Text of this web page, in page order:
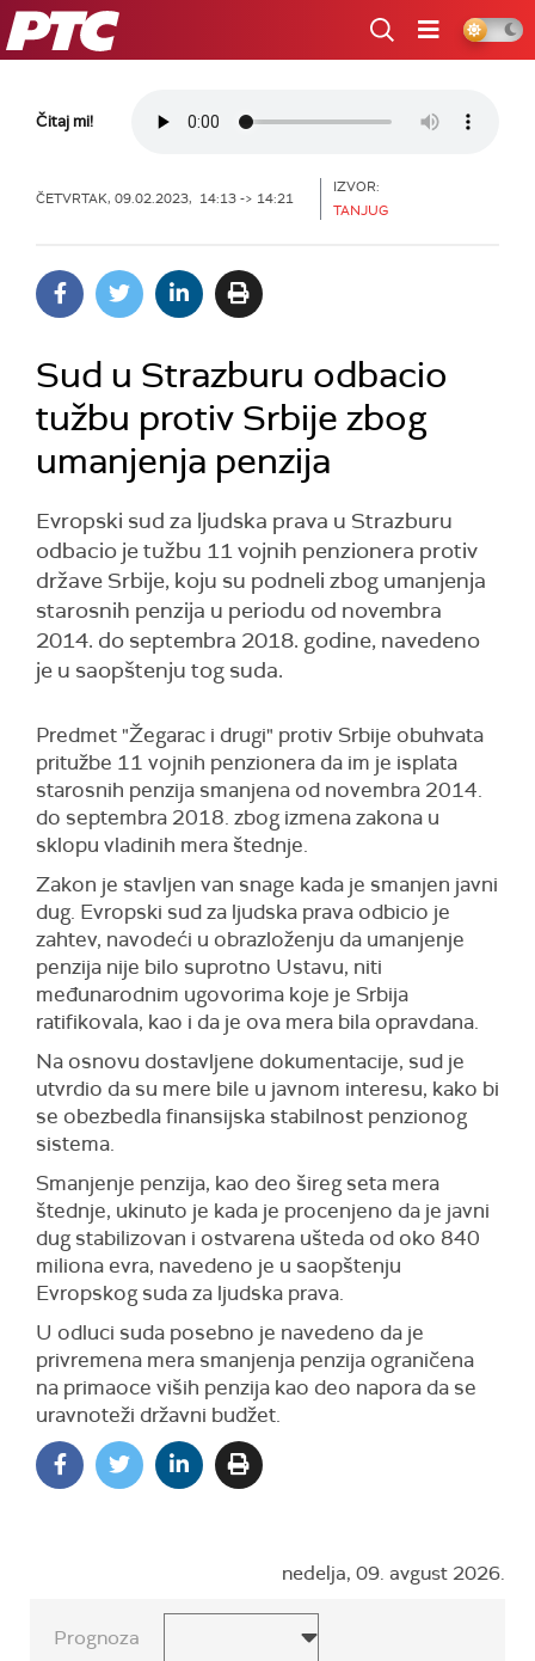
RTS
Čitaj mi!
ČETVRTAK, 09.02.2023, 14:13 -> 14:21
IZVOR:
TANJUG
Sud u Strazburu odbacio
tužbu protiv Srbije zbog
umanjenja penzija
Evropski sud za ljudska prava u Strazburu
odbacio je tužbu 11 vojnih penzionera protiv
države Srbije, koju su podneli zbog umanjenja
starosnih penzija u periodu od novembra
2014. do septembra 2018. godine, navedeno
je u saopštenju tog suda.
Predmet "Žegarac i drugi" protiv Srbije obuhvata
pritužbe 11 vojnih penzionera da im je isplata
starosnih penzija smanjena od novembra 2014.
do septembra 2018. zbog izmena zakona u
sklopu vladinih mera štednje.
Zakon je stavljen van snage kada je smanjen javni
dug. Evropski sud za ljudska prava odbicio je
zahtev, navodeći u obrazloženju da umanjenje
penzija nije bilo suprotno Ustavu, niti
međunarodnim ugovorima koje je Srbija
ratifikovala, kao i da je ova mera bila opravdana.
Na osnovu dostavljene dokumentacije, sud je
utvrdio da su mere bile u javnom interesu, kako bi
se obezbedla finansijska stabilnost penzionog
sistema.
Smanjenje penzija, kao deo šireg seta mera
štednje, ukinuto je kada je procenjeno da je javni
dug stabilizovan i ostvarena ušteda od oko 840
miliona evra, navedeno je u saopštenju
Evropskog suda za ljudska prava.
U odluci suda posebno je navedeno da je
privremena mera smanjenja penzija ograničena
na primaoce viših penzija kao deo napora da se
uravnoteži državni budžet.
nedelja, 09. avgust 2026.
Prognoza